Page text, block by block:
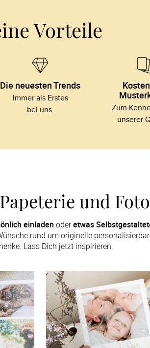
Vorteile
Die neuesten Trends
Immer als Erstes
bei uns.
Zum
unserer
und
einladen oder etwas
rund um originelle
Lass Dich jetzt inspirieren.